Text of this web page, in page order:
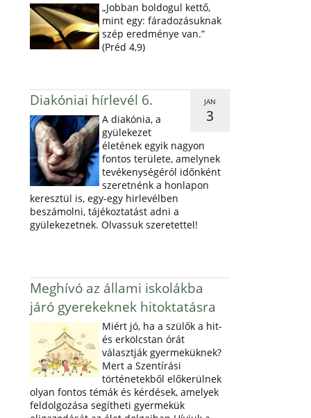
„Jobban boldogul kettő,
mint egy: fáradozásuknak
szép eredménye van.”
(Préd 4,9)
JAN
3
Diakóniai hírlevél 6.
A diakónia, a
gyülekezet
életének egyik nagyon
fontos területe, amelynek
tevékenységéról időnként
szeretnénk a honlapon
keresztül is, egy-egy hirlevélben
beszámolni, tájékoztatást adni a
gyülekezetnek. Olvassuk szeretettel!
Meghívó az állami iskolákba
járó gyerekeknek hitoktatásra
Miért jó, ha a szülők a hit-
és erkölcstan órát
választják gyermeküknek?
Mert a Szentírási
történetekből előkerülnek
olyan fontos témák és kérdések, amelyek
feldolgozása segítheti gyermekük